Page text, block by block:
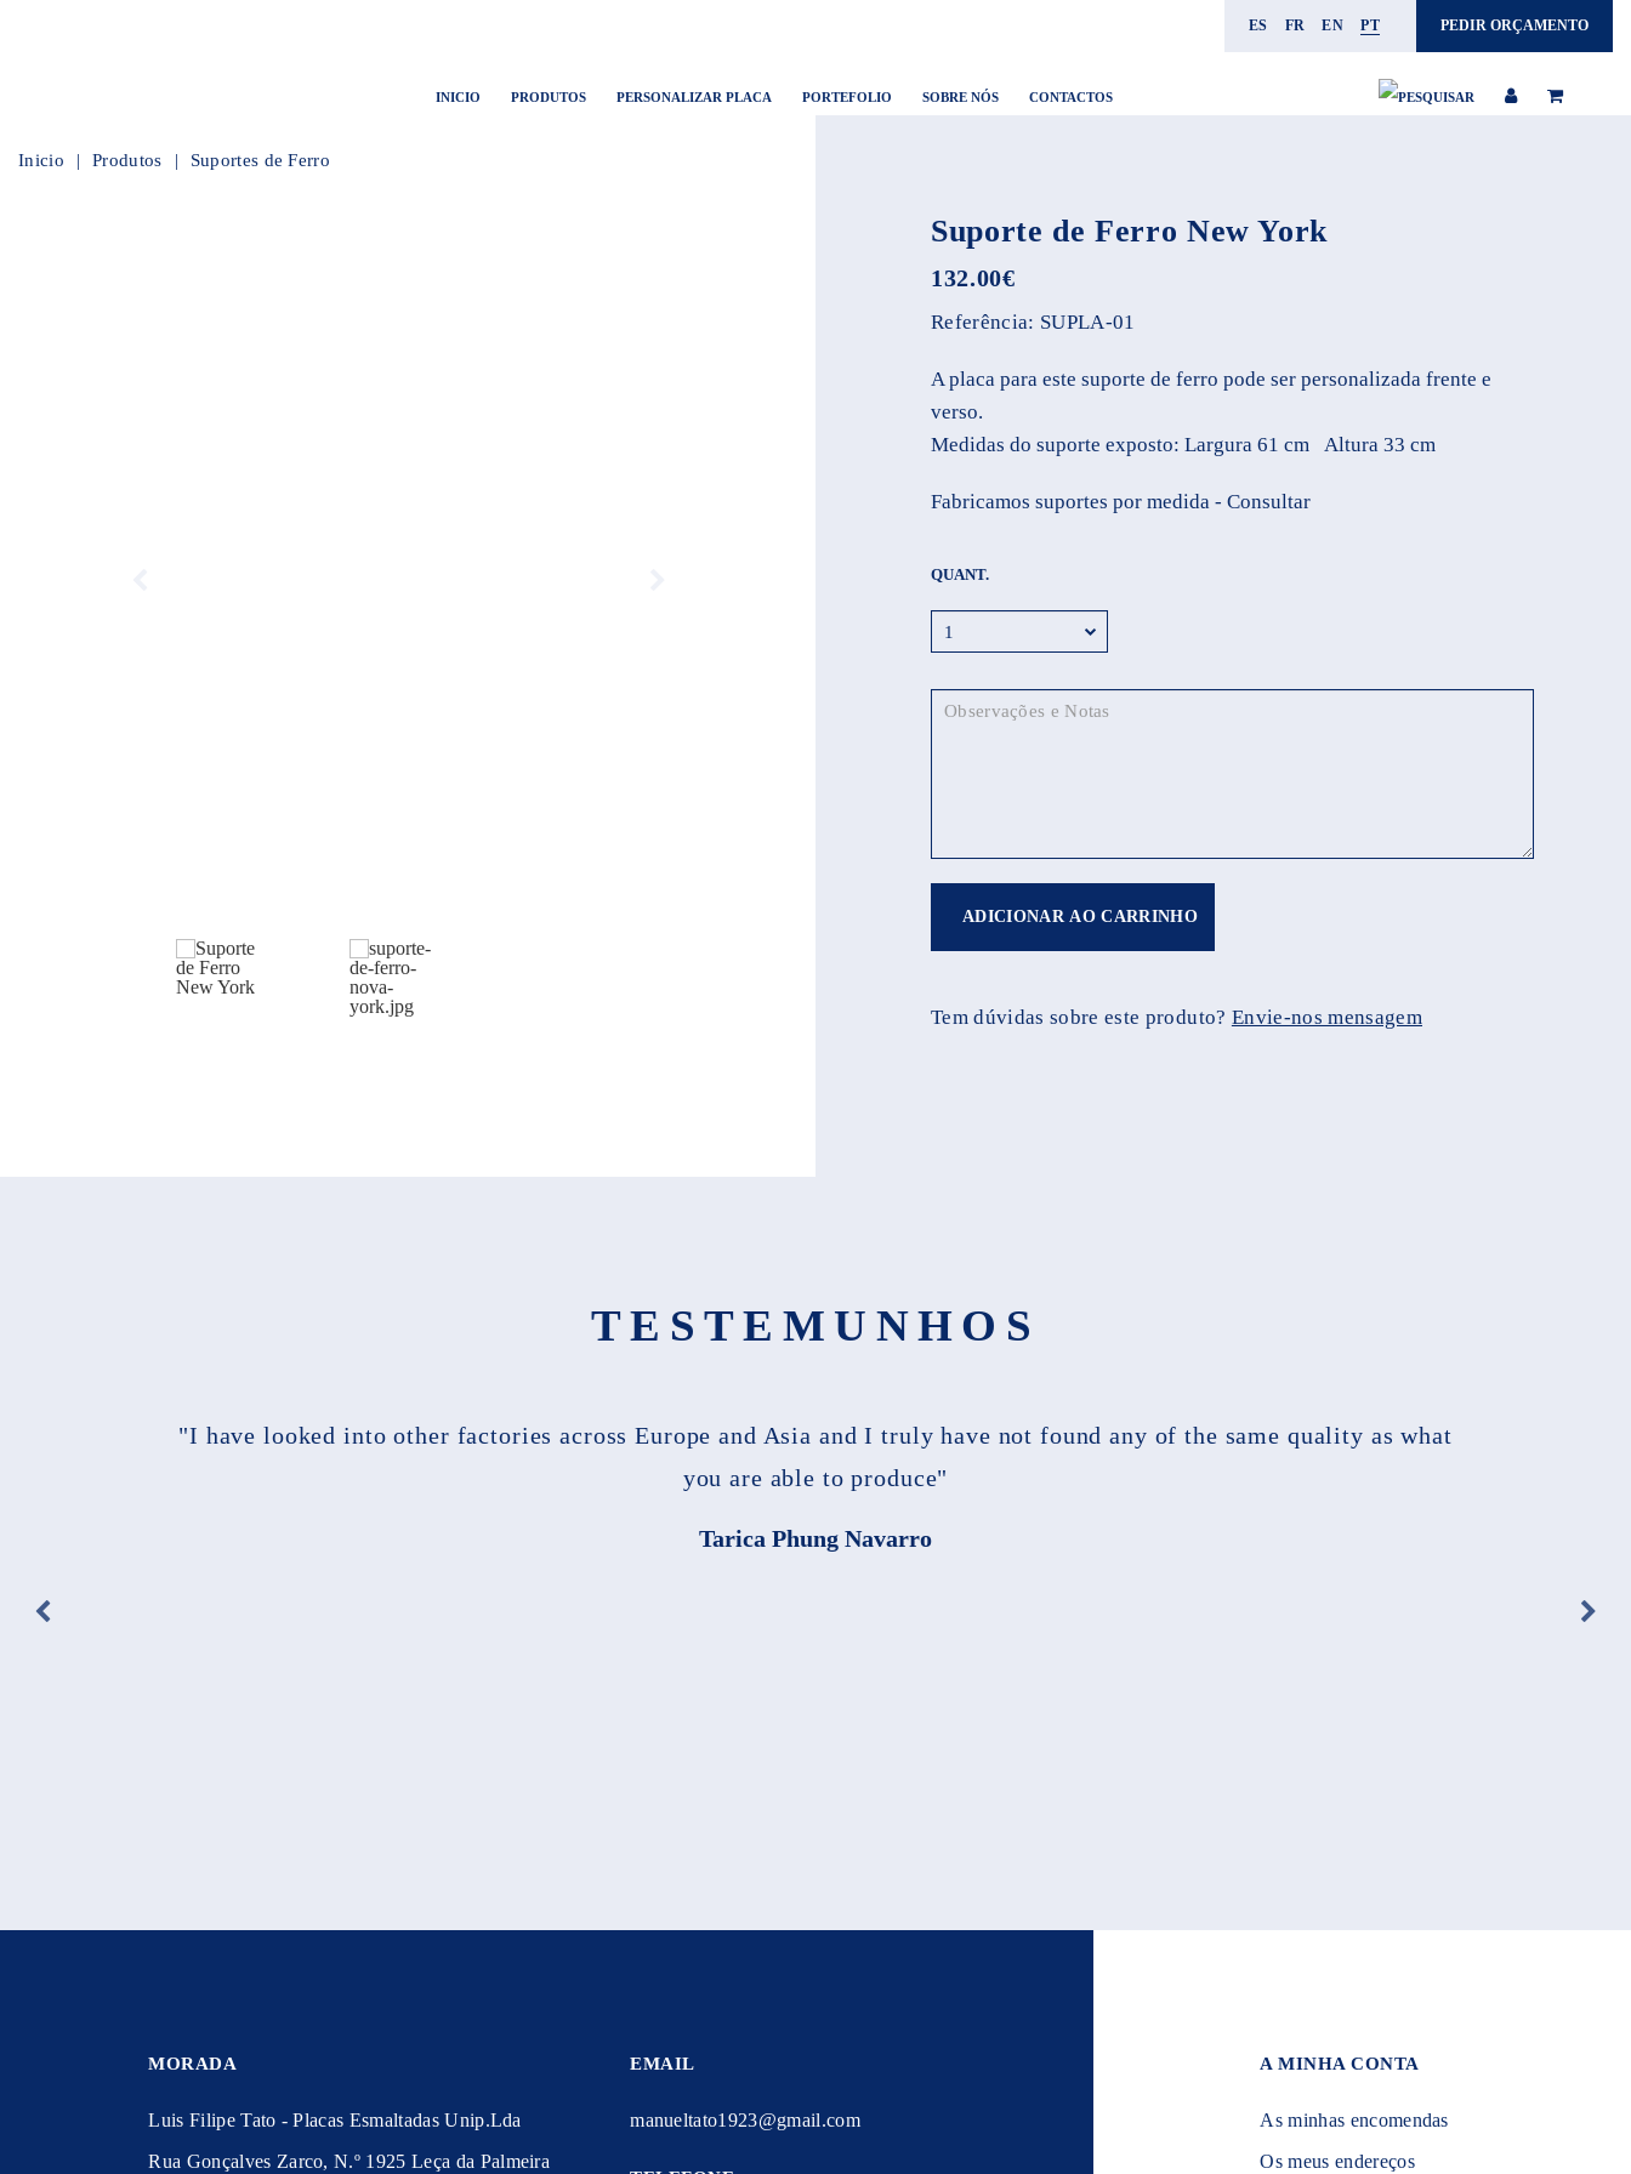
INICIO PRODUTOS PERSONALIZAR PLACA PORTEFOLIO SOBRE NÓS CONTACTOS
ES FR EN PT PEDIR ORÇAMENTO
Inicio Produtos Suportes de Ferro
Suporte de Ferro New York
132.00€
Referência: SUPLA-01
A placa para este suporte de ferro pode ser personalizada frente e
verso.
Medidas do suporte exposto: Largura 61 cm Altura 33 cm
Fabricamos suportes por medida - Consultar
QUANT.
ADICIONAR AO CARRINHO
Tem dúvidas sobre este produto? Envie-nos mensagem
TESTEMUNHOS
"I have looked into other factories across Europe and Asia and I truly have not found any of the same quality as what
you are able to produce"
Tarica Phung Navarro
MORADA
Luis Filipe Tato - Placas Esmaltadas Unip.Lda
Rua Gonçalves Zarco, N.º 1925 Leça da Palmeira
EMAIL
manueltato1923@gmail.com
A MINHA CONTA
As minhas encomendas
Os meus endereços